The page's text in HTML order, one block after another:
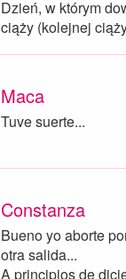
Dzień, w którym
ciąży (kolejnej
Maca
Tuve suerte...
Constanza
Bueno yo aborte
otra salida...
A principios de